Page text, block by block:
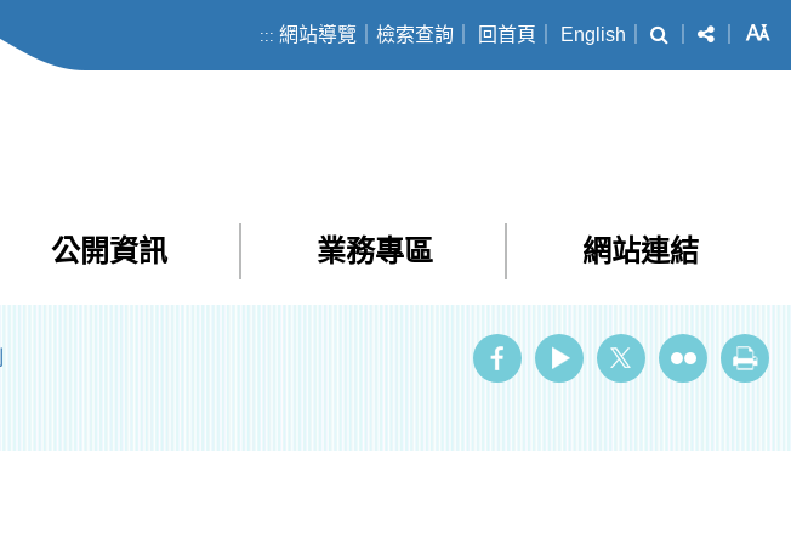
::: 網站導覽 檢索查詢 回首頁 English 搜尋 分享
公開資訊 業務專區 網站連結